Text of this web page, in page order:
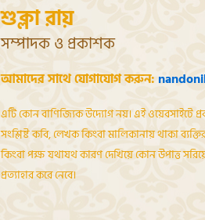
শুক্লা রায়
সম্পাদক ও প্রকাশক
আমাদের সাথে যোগাযোগ করুন:
এটি কোন বাণিজ্যিক উদ্যোগ নয়। এই ওয়েবসাইটে
সংশ্লিষ্ট কবি, লেখক কিংবা মালিকানায় থাকা
কিংবা পক্ষ যথাযথ কারণ দেখিয়ে কোন উপাত্ত
প্রত্যাহার করে নেবে।